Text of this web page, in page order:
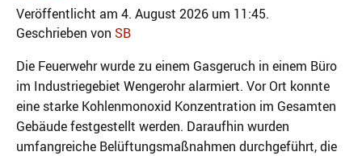
Veröffentlicht am 4. August 2026 um 11:45.
Geschrieben von SB
Die Feuerwehr wurde zu einem Gasgeruch in einem Büro
im Industriegebiet Wengerohr alarmiert. Vor Ort konnte
eine starke Kohlenmonoxid Konzentration im Gesamten
Gebäude festgestellt werden. Daraufhin wurden
umfangreiche Belüftungsmaßnahmen durchgeführt, die